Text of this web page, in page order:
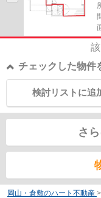
チェックした物件
検討リストに追
さ
岡山・倉敷のハート不動産 >